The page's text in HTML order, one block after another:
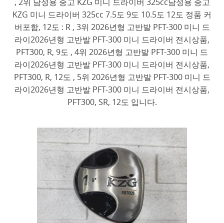
KZG 미니 드라이버 325cc 7.5도 9도 10.5도 12도 정품 커
버포함, 12도 : R , 3위 2026년형 고반발 PFT-300 미니 드
라이2026년형 고반발 PFT-300 미니 드라이버 전시상품,
PFT300, R, 9도 , 4위 2026년형 고반발 PFT-300 미니 드
라이2026년형 고반발 PFT-300 미니 드라이버 전시상품,
PFT300, R, 12도 , 5위 2026년형 고반발 PFT-300 미니 드
라이2026년형 고반발 PFT-300 미니 드라이버 전시상품,
PFT300, SR, 12도 입니다.